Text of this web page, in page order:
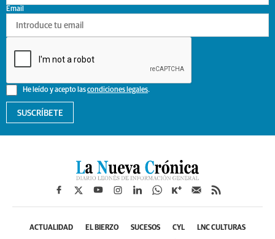
He leído y acepto lascondiciones legales.
Email
SUSCRÍBETE
ACTUALIDAD EL BIERZO SUCESOS CYL LNC CULTURAS